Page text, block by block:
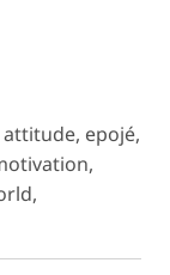
epojé,